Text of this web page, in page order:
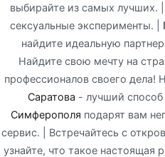
выбирайте из самых лучших. |
сексуальные эксперименты. |
найдите идеальную
Найдите свою мечту на
профессионалов своего
Саратова - лучший
Симферополя подарят вам
сервис. | Встречайтесь с
узнайте, что такое настоящая